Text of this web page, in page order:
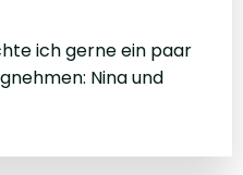
ich gerne ein paar
Nina und